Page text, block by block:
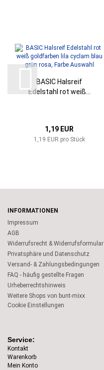
BASIC Halsreif
Edelstahl rot weiß...
1,19 EUR
1,19 EUR pro Stück
INFORMATIONEN
Impressum
AGB
Widerrufsrecht & Widerrufsformular
Privatsphäre und Datenschutz
Versand- & Zahlungsbedingungen
FAQ - häufig gestellte Fragen
Urheberrechtshinweis
Weitere Shops von bunt-mixx
Cookie Einstellungen
Service:
Kontakt
Warenkorb
Mein Konto